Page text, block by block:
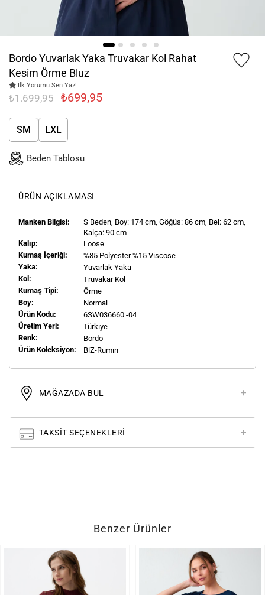
Bordo Yuvarlak Yaka Truvakar Kol Rahat
Kesim Örme Bluz
İlk Yorumu Sen Yaz!
₺1.699,95 ₺699,95
SM LXL
Beden Tablosu
ÜRÜN AÇIKLAMASI
Manken Bilgisi: S Beden, Boy: 174 cm, Göğüs: 86 cm, Bel: 62 cm,
Kalça: 90 cm
Kalıp:
Loose
Kumaş İçeriği:
%85 Polyester %15 Viscose
Yaka:
Yuvarlak Yaka
Kol:
Truvakar Kol
Kumaş Tipi:
Örme
Boy:
Normal
Ürün Kodu:
6SW036660 -04
Üretim Yeri:
Türkiye
Renk:
Bordo
Ürün Koleksiyon:
BlZ-Rumın
MAĞAZADA BUL
TAKSIT SEÇENEKLERI
Benzer Ürünler